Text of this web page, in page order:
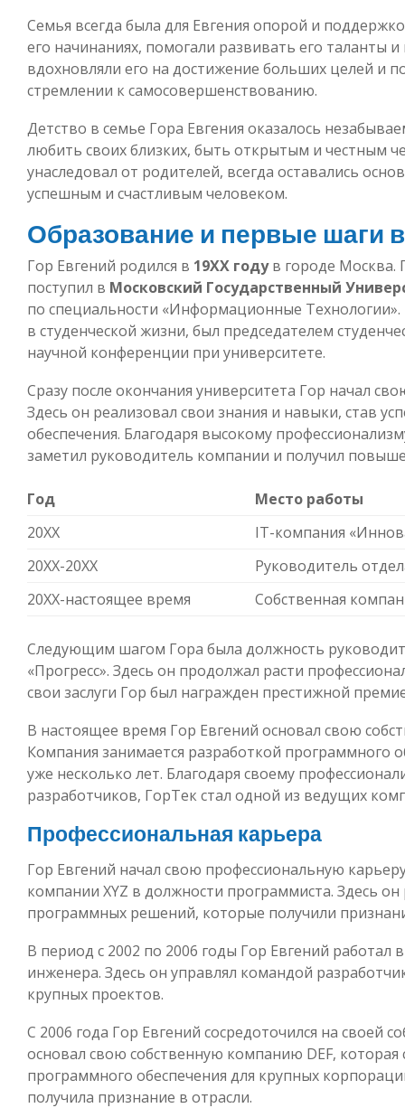
Семья всегда была для Евгения опорой и
его начинаниях, помогали развивать его таланты
вдохновляли его на достижение больших целей и
стремлении к самосовершенствованию.
Детство в семье Гора Евгения оказалось
любить своих близких, быть открытым и честным
унаследовал от родителей, всегда оставались
успешным и счастливым человеком.
Образование и первые шаги
Гор Евгений родился в 19XX годув городе Москва.
поступил в Московский Государственный
по специальности «Информационные
в студенческой жизни, был председателем
научной конференции при университете.
Сразу после окончания университета Гор начал
Здесь он реализовал свои знания и навыки, став
обеспечения. Благодаря высокому
заметил руководитель компании и получил
Год
Место работы
20XX
IT-компания
20XX-20XX
Руководитель
20XX-настоящее время
Собственная
Следующим шагом Гора была должность
«Прогресс». Здесь он продолжал расти
свои заслуги Гор был награжден престижной
В настоящее время Гор Евгений основал свою
Компания занимается разработкой программного
уже несколько лет. Благодаря своему
разработчиков, ГорТек стал одной из ведущих
Профессиональная карьера
Гор Евгений начал свою профессиональную
компании XYZ в должности программиста. Здесь
программных решений, которые получили
В период с 2002 по 2006 годы Гор Евгений работал
инженера. Здесь он управлял командой
крупных проектов.
С 2006 года Гор Евгений сосредоточился на своей
основал свою собственную компанию DEF, которая
программного обеспечения для крупных
получила признание в отрасли.